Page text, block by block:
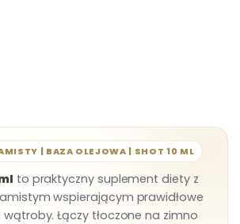
| BAZA OLEJOWA | SHOT 10 ML
to praktyczny suplement diety z
wspierającym prawidłowe
Łączy tłoczone na zimno